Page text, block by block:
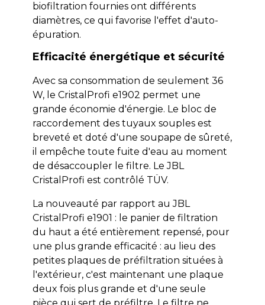
biofiltration fournies ont différents
diamètres, ce qui favorise l'effet d'auto-
épuration.
Efficacité énergétique et sécurité
Avec sa consommation de seulement 36
W, le CristalProfi e1902 permet une
grande économie d'énergie. Le bloc de
raccordement des tuyaux souples est
breveté et doté d'une soupape de sûreté,
il empêche toute fuite d'eau au moment
de désaccoupler le filtre. Le JBL
CristalProfi est contrôlé TÜV.
La nouveauté par rapport au JBL
CristalProfi e1901 : le panier de filtration
du haut a été entièrement repensé, pour
une plus grande efficacité : au lieu des
petites plaques de préfiltration situées à
l'extérieur, c'est maintenant une plaque
deux fois plus grande et d'une seule